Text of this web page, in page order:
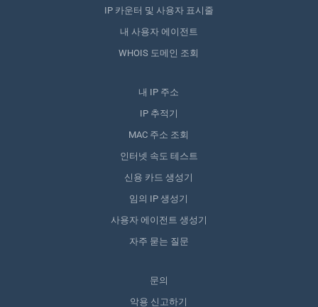
IP 카운터 및 사용자 표시줄
내 사용자 에이전트
WHOIS 도메인 조회
내 IP 주소
IP 추적기
MAC 주소 조회
인터넷 속도 테스트
신용 카드 생성기
임의 IP 생성기
사용자 에이전트 생성기
자주 묻는 질문
문의
악용 신고하기